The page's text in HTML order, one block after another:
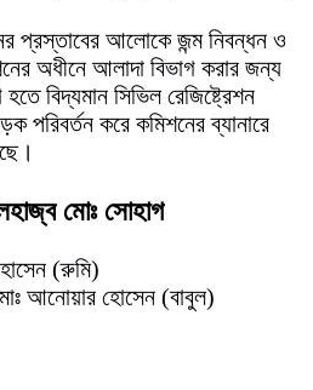
প্রস্তাবের আলোকে জন্ম নিবন্ধন ও
অধীনে আলাদা বিভাগ করার জন্য
বিদ্যমান সিভিল রেজিষ্ট্রেশন
করে কমিশনের ব্যানারে
মোঃ সোহাগ
(রুমি)
আনোয়ার হোসেন (বাবুল)